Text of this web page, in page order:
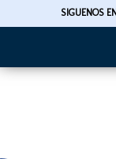
al
SIGUENOS